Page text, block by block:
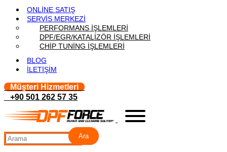
ONLİNE SATIŞ
SERVİS MERKEZİ
PERFORMANS İŞLEMLERİ
DPF/EGR/KATALİZÖR İŞLEMLERİ
CHİP TUNİNG İŞLEMLERİ
BLOG
İLETİŞİM
Müşteri Hizmetleri
+90 501 262 57 35
Ara